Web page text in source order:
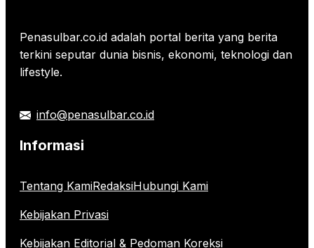
Penasulbar.co.id adalah portal berita yang berita
terkini seputar dunia bisnis, ekonomi, teknologi dan
lifestyle.
info@penasulbar.co.id
Informasi
Tentang KamiRedaksiHubungi Kami
Kebijakan Privasi
Kebijakan Editorial & Pedoman Koreksi